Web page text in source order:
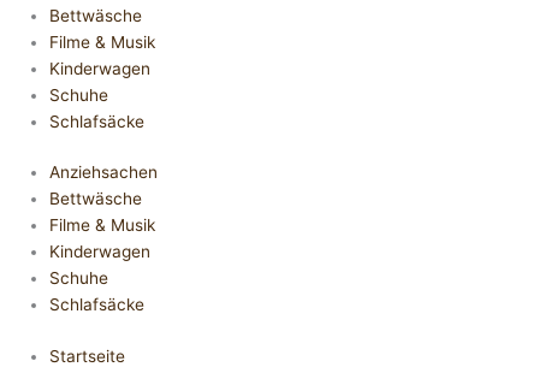
Bettwäsche
Filme & Musik
Kinderwagen
Schuhe
Schlafsäcke
Anziehsachen
Bettwäsche
Filme & Musik
Kinderwagen
Schuhe
Schlafsäcke
Startseite